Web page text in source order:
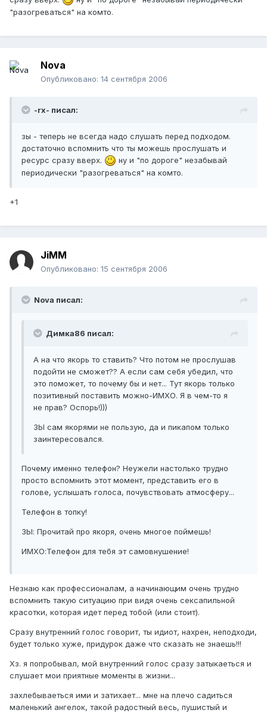
"разогреваться" на комто.
Nova
Опубликовано: 14 сентября 2006
-rx- писал:
зы - теперь не всегда надо слушать перед подходом.
достаточно вспомнить что ты можешь прослушать и
ресурс сразу вверх.
ну и "по дороге" незабывай
периодически "разогреваться" на комто.
+1
JiMM
Опубликовано: 15 сентября 2006
Nova писал:
Димка86 писал:
А на что якорь то ставить? Что потом не прослушав
подойти не сможет?? А если сам себя убедил, что
это поможет, то почему бы и нет... Тут якорь только
позитивный поставить можно-ИМХО. Я в чем-то я
не прав? Оспорь!)))
ЗЫ сам якорями не пользую, да и пикапом только
заинтересовался.
Почему именно телефон? Неужели настолько трудно
просто вспомнить этот момент, представить его в
голове, услышать голоса, почувствовать атмосферу...
Телефон в топку!
ЗЫ: Прочитай про якоря, очень многое поймешь!
ИМХО:Телефон для тебя эт самовнушение!
Незнаю как профессионалам, а начинающим очень трудно
вспомнить такую ситуацию при видя очень сексапильной
красотки, которая идет перед тобой (или стоит).
Сразу внутренний голос говорит, ты идиот, нахрен, неподходи,
будет только хуже, придурок даже что сказать не знаешь!!!
Хз. я попробывал, мой внутренний голос сразу затыкаеться и
слушает мои приятные моменты в жизни...
захлебываеться ими и затихает... мне на плечо садиться
маленький ангелок, такой радостный весь, пушистый и